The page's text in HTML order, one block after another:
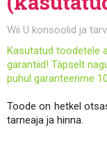
Wii U konsoolid ja
Kasutatud toodetele
garantiid! Täpselt
puhul garanteerime
Toode on hetkel
tarneaja ja hinna.